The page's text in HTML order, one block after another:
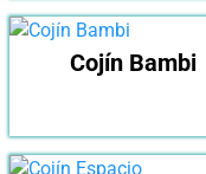
Cojín Bambi